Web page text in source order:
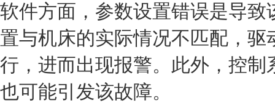
软件方面，参数设置错误是导
置与机床的实际情况不匹配，
行，进而出现报警。此外，控
也可能引发该故障。